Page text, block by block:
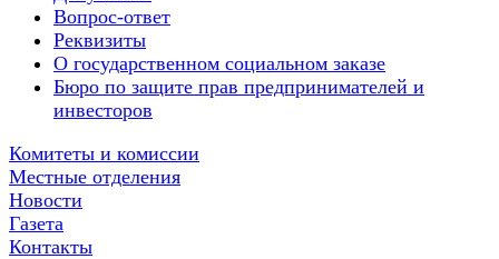
Вопрос-ответ
Реквизиты
О государственном социальном заказе
Бюро по защите прав предпринимателей и
инвесторов
Комитеты и комиссии
Местные отделения
Новости
Газета
Контакты